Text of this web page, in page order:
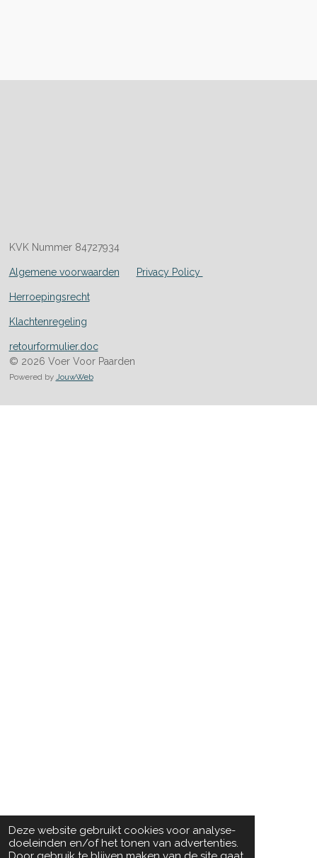
Deze website gebruikt cookies voor analyse-
doeleinden en/of het tonen van advertenties.
KVK Nummer 84727934
Algemene voorwaarden Privacy Policy
Herroepingsrecht
Klachtenregeling
retourformulier.doc
© 2026 Voer Voor Paarden
Powered by JouwWeb